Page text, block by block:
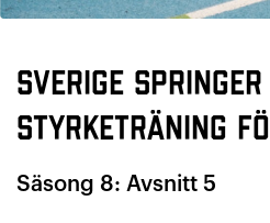
Sverige
Styrketräning
Säsong 8: Avsnitt 5